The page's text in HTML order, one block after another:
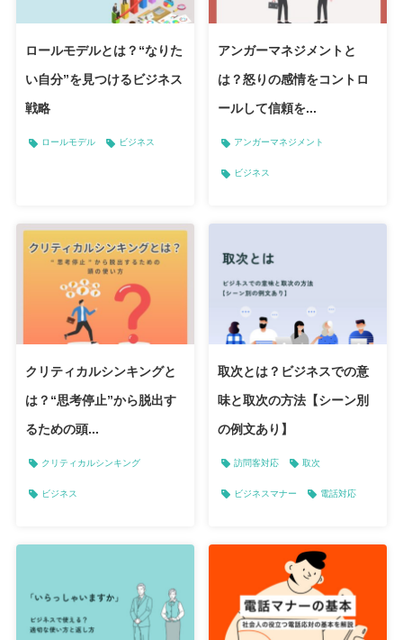
ロールモデルとは？“なりた
い自分”を見つけるビジネス
戦略
ロールモデル ビジネス
アンガーマネジメントと
は？怒りの感情をコントロ
ールして信頼を...
アンガーマネジメント
ビジネス
クリティカルシンキングと
は？“思考停止”から脱出す
るための頭...
クリティカルシンキング
ビジネス
取次とは？ビジネスでの意
味と取次の方法【シーン別
の例文あり】
訪問客対応 取次
ビジネスマナー 電話対応